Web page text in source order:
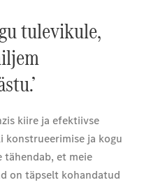
tulevikule,
kiire ja efektiivse
konstrueerimise ja kogu
tähendab, et meie
on täpselt kohandatud